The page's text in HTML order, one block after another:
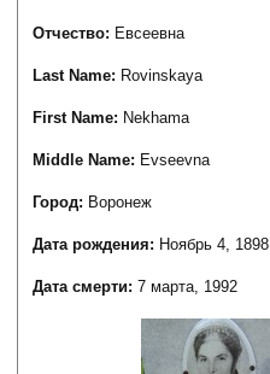
Отчество: Евсеевна
Last Name: Rovinskaya
First Name: Nekhama
Middle Name: Evseevna
Город: Воронеж
Дата рождения: Ноябрь 4, 1898
Дата смерти:7 марта, 1992